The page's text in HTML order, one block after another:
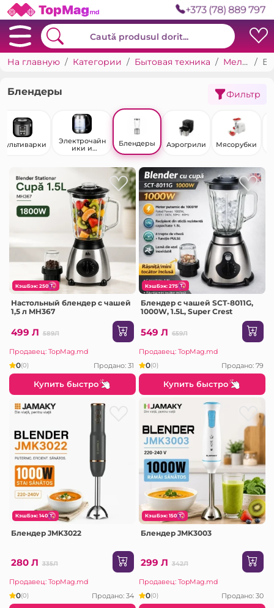
+373 (78) 889 797
На главную Категории Бытовая техника Мелкое кухонное оборудование Блендеры
Блендеры Фильтр
Электрочайн
ики и
Блендеры Аэрогрили Мясорубки
КэшБэк: 250
Настольный блендер с чашей
1,5 л MH367
499 Л 589Л
Продавец: TopMag.md
0(0) Продано: 31
Купить быстро
КэшБэк: 275
Блендер с чашей SCT-8011G,
1000W, 1.5L, Super Crest
549 Л 659Л
Продавец: TopMag.md
0(0) Продано: 79
Купить быстро
КэшБэк: 140
Блендер JMK3022
280 Л 335Л
Продавец: TopMag.md
0(0) Продано: 34
КэшБэк: 150
Блендер JMK3003
299 Л 342Л
Продавец: TopMag.md
0(0) Продано: 30